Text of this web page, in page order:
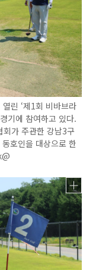
린 ‘제1회 비바브라
기에 참여하고 있다.
회가 주관한 강남3구
호인을 대상으로 한